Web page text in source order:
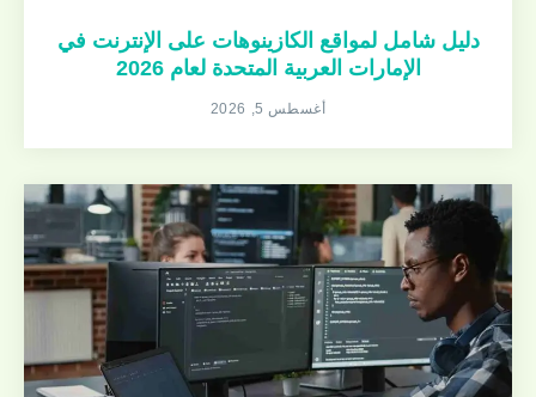
دليل شامل لمواقع الكازينوهات على الإنترنت في
الإمارات العربية المتحدة لعام 2026
أغسطس 5, 2026